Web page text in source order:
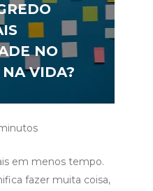
NO
VIDA?
em menos tempo.
fazer muita coisa,